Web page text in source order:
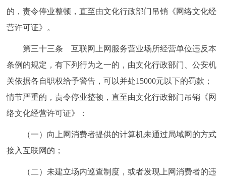
的，责令停业整顿，直至由文化行政部门吊销《网络文化经
营许可证》。
第三十三条 互联网上网服务营业场所经营单位违反本
条例的规定，有下列行为之一的，由文化行政部门、公安机
关依据各自职权给予警告，可以并处15000元以下的罚款；
情节严重的，责令停业整顿，直至由文化行政部门吊销《网
络文化经营许可证》：
（一）向上网消费者提供的计算机未通过局域网的方式
接入互联网的；
（二）未建立场内巡查制度，或者发现上网消费者的违